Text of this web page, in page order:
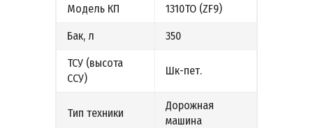
Модель КП 1310ТО (ZF9)
Бак, л 350
ТСУ (высота
ССУ)
Шк-пет.
Тип техники
Дорожная
машина